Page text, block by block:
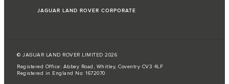
JAGUAR LAND ROVER CORPORATE
© JAGUAR LAND ROVER LIMITED 2026
Registered Office: Abbey Road, Whitley, Coventry CV3 4LF
Registered in England No: 1672070